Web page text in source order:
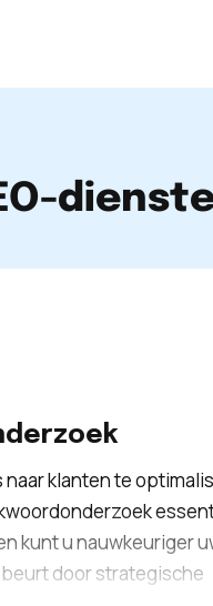
klanten te
kunt u nauwkeuriger
door strategische